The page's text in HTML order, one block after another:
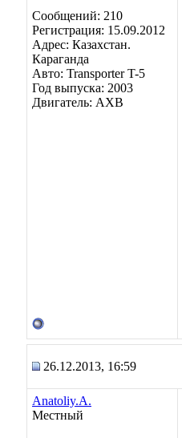
Сообщений: 210
Регистрация: 15.09.2012
Адрес: Казахстан.
Караганда
Авто: Transporter T-5
Год выпуска: 2003
Двигатель: AXB
26.12.2013, 16:59
Anatoliy.A.
Местный